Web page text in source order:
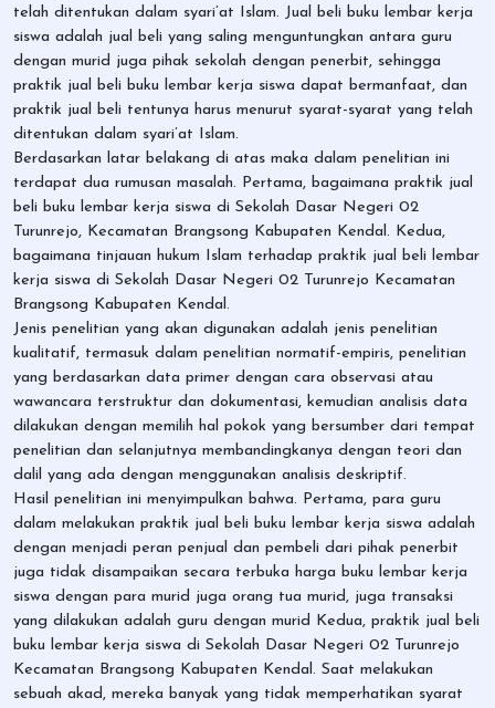
telah ditentukan dalam syari’at Islam. Jual beli buku lembar kerja
siswa adalah jual beli yang saling menguntungkan antara guru
dengan murid juga pihak sekolah dengan penerbit, sehingga
praktik jual beli buku lembar kerja siswa dapat bermanfaat, dan
praktik jual beli tentunya harus menurut syarat-syarat yang telah
ditentukan dalam syari’at Islam.
Berdasarkan latar belakang di atas maka dalam penelitian ini
terdapat dua rumusan masalah. Pertama, bagaimana praktik jual
beli buku lembar kerja siswa di Sekolah Dasar Negeri 02
Turunrejo, Kecamatan Brangsong Kabupaten Kendal. Kedua,
bagaimana tinjauan hukum Islam terhadap praktik jual beli lembar
kerja siswa di Sekolah Dasar Negeri 02 Turunrejo Kecamatan
Brangsong Kabupaten Kendal.
Jenis penelitian yang akan digunakan adalah jenis penelitian
kualitatif, termasuk dalam penelitian normatif-empiris, penelitian
yang berdasarkan data primer dengan cara observasi atau
wawancara terstruktur dan dokumentasi, kemudian analisis data
dilakukan dengan memilih hal pokok yang bersumber dari tempat
penelitian dan selanjutnya membandingkanya dengan teori dan
dalil yang ada dengan menggunakan analisis deskriptif.
Hasil penelitian ini menyimpulkan bahwa. Pertama, para guru
dalam melakukan praktik jual beli buku lembar kerja siswa adalah
dengan menjadi peran penjual dan pembeli dari pihak penerbit
juga tidak disampaikan secara terbuka harga buku lembar kerja
siswa dengan para murid juga orang tua murid, juga transaksi
yang dilakukan adalah guru dengan murid Kedua, praktik jual beli
buku lembar kerja siswa di Sekolah Dasar Negeri 02 Turunrejo
Kecamatan Brangsong Kabupaten Kendal. Saat melakukan
sebuah akad, mereka banyak yang tidak memperhatikan syarat